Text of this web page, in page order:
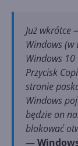
Już wkrótce
Windows
Windows
Przycisk
stronie
Windows
będzie on
blokować
—